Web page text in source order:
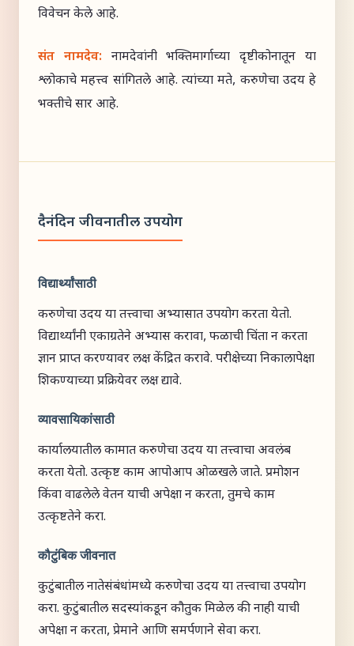
विवेचन केले आहे.
संत नामदेव: नामदेवांनी भक्तिमार्गाच्या दृष्टीकोनातून या
श्लोकाचे महत्त्व सांगितले आहे. त्यांच्या मते, करुणेचा उदय हे
भक्तीचे सार आहे.
दैनंदिन जीवनातील उपयोग
विद्यार्थ्यांसाठी
करुणेचा उदय या तत्त्वाचा अभ्यासात उपयोग करता येतो.
विद्यार्थ्यांनी एकाग्रतेने अभ्यास करावा, फळाची चिंता न करता
ज्ञान प्राप्त करण्यावर लक्ष केंद्रित करावे. परीक्षेच्या निकालापेक्षा
शिकण्याच्या प्रक्रियेवर लक्ष द्यावे.
व्यावसायिकांसाठी
कार्यालयातील कामात करुणेचा उदय या तत्त्वाचा अवलंब
करता येतो. उत्कृष्ट काम आपोआप ओळखले जाते. प्रमोशन
किंवा वाढलेले वेतन याची अपेक्षा न करता, तुमचे काम
उत्कृष्टतेने करा.
कौटुंबिक जीवनात
कुटुंबातील नातेसंबंधांमध्ये करुणेचा उदय या तत्त्वाचा उपयोग
करा. कुटुंबातील सदस्यांकडून कौतुक मिळेल की नाही याची
अपेक्षा न करता, प्रेमाने आणि समर्पणाने सेवा करा.